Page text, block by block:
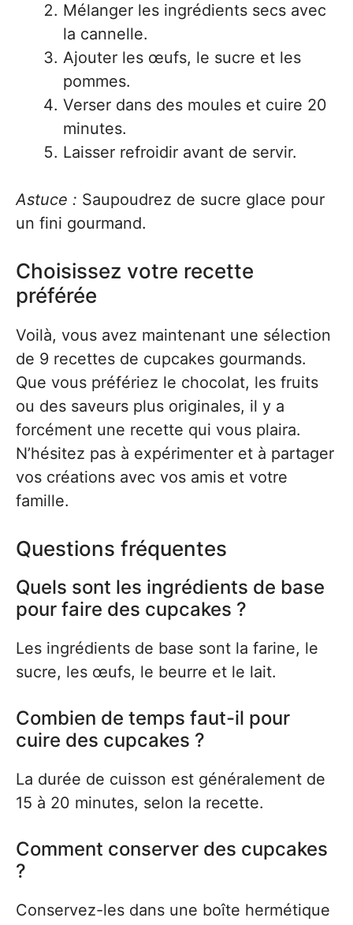
Mélanger les ingrédients secs avec
la cannelle.
Ajouter les œufs, le sucre et les
pommes.
Verser dans des moules et cuire 20
minutes.
Laisser refroidir avant de servir.
Astuce : Saupoudrez de sucre glace pour
un fini gourmand.
Choisissez votre recette
préférée
Voilà, vous avez maintenant une sélection
de 9 recettes de cupcakes gourmands.
Que vous préfériez le chocolat, les fruits
ou des saveurs plus originales, il y a
forcément une recette qui vous plaira.
N’hésitez pas à expérimenter et à partager
vos créations avec vos amis et votre
famille.
Questions fréquentes
Quels sont les ingrédients de base
pour faire des cupcakes ?
Les ingrédients de base sont la farine, le
sucre, les œufs, le beurre et le lait.
Combien de temps faut-il pour
cuire des cupcakes ?
La durée de cuisson est généralement de
15 à 20 minutes, selon la recette.
Comment conserver des cupcakes
?
Conservez-les dans une boîte hermétique